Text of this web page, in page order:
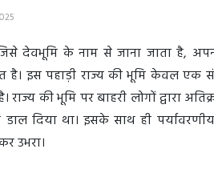
देवभूमि के नाम से जाना जाता है,
है। इस पहाड़ी राज्य की भूमि केवल
राज्य की भूमि पर बाहरी लोगों द्वारा
दिया था। इसके साथ ही
उभरा।